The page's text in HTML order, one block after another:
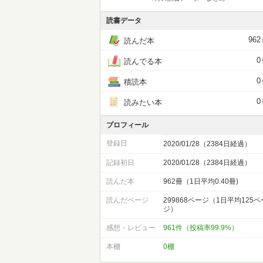
読書データ
読んだ本 962
読んでる本 0
積読本 0
読みたい本 0
プロフィール
登録日 2020/01/28（2384日経過）
記録初日 2020/01/28（2384日経過）
読んだ本 962冊（1日平均0.40冊)
読んだページ
299868ページ（1日平均125ペ
ジ）
感想・レビュー 961件（投稿率99.9%）
本棚 0棚